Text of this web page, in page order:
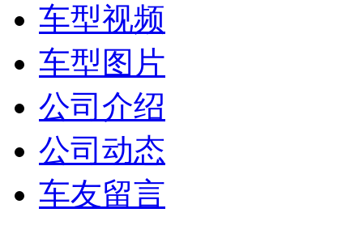
车型视频
车型图片
公司介绍
公司动态
车友留言